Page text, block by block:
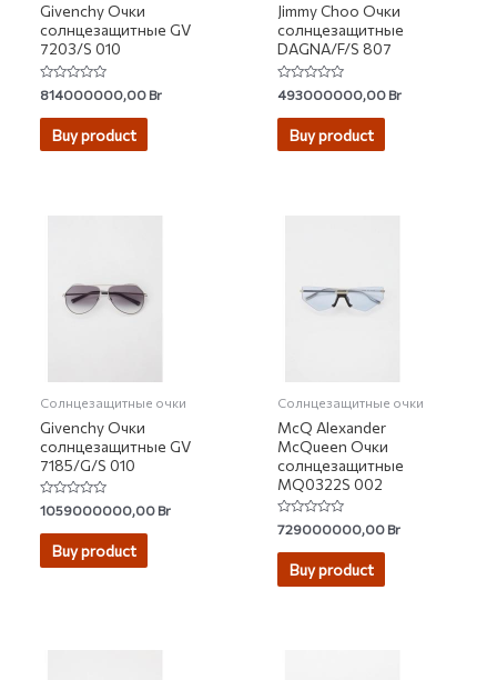
Givenchy Очки
солнцезащитные GV
7203/S 010
Rated
0
out
814000000,00Br
Buy product
Jimmy Choo Очки
солнцезащитные
DAGNA/F/S 807
Rated
0
out
493000000,00Br
Buy product
Солнцезащитные очки
Givenchy Очки
солнцезащитные GV
7185/G/S 010
Rated
0
out
1059000000,00Br
Buy product
Солнцезащитные очки
McQ Alexander
McQueen Очки
солнцезащитные
MQ0322S 002
Rated
0
out
729000000,00Br
Buy product